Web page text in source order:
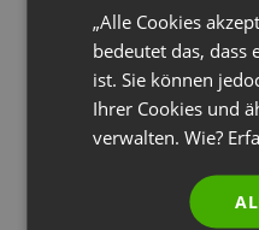
Runde machen,
Fragen Ihrer
Beauftragen Sie
Sie erledigt.Das
teuerste Option,
ausgeführt. Um
„Alle Cookies
bedeutet das, dass
ist. Sie können
Ihrer Cookies und
verwalten. Wie?